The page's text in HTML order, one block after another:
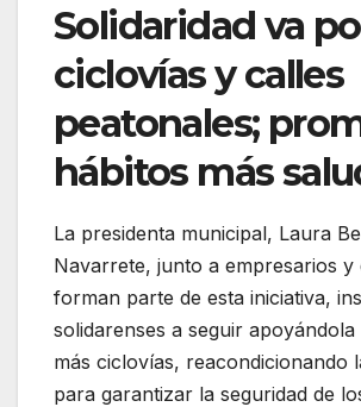
Solidaridad va
ciclovías y calles
peatonales;
hábitos más
La presidenta municipal, Laura
Navarrete, junto a empresarios y
forman parte de esta iniciativa,
solidarenses a seguir
más ciclovías, reacondicionando
para garantizar la seguridad de